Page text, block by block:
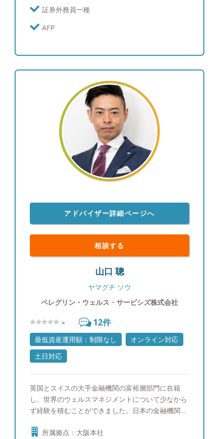
証券外務員一種
AFP
アドバイザー詳細ページへ
相談する
山口 聰
ヤマグチ ソウ
ペレグリン・ウェルス・サービシズ株式会社
- 12件
最低資産運用額：制限なし
オンライン対応
土日対応
英国とスイスの大手金融機関の富裕層部門に在籍
し、世界のウェルスマネジメントについて少なから
ず経験を積むことができました。日本の金融機関の
産全体のバランスや配分の管理に注力し、お客様と
所属拠点：大阪本社